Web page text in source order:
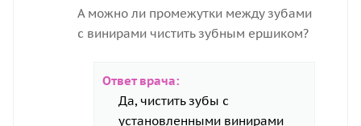
А можно ли промежутки между зубами
с винирами чистить зубным ершиком?
Ответ врача:
Да, чистить зубы с
установленными винирами